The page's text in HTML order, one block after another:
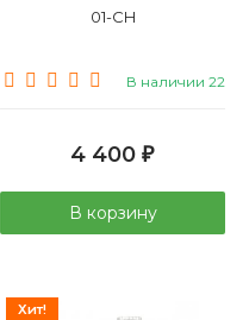
01-CH
В наличии 22
4 400 ₽
В корзину
Хит!